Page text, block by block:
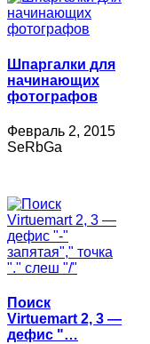
Шпаргалки для
начинающих
фотографов
Февраль 2, 2015
SeRbGa
Поиск
Virtuemart 2, 3 —
дефис "…